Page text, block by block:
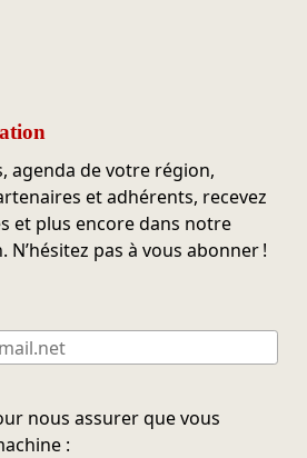
agenda de votre région,
et adhérents, recevez
et plus encore dans notre
pas à vous abonner !
nous assurer que vous
: